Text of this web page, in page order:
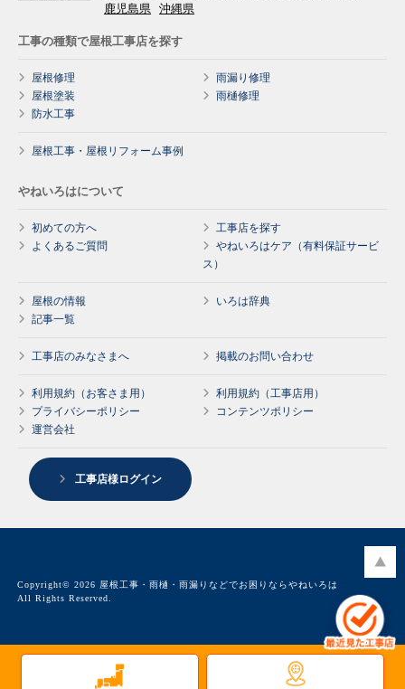
鹿児島県 沖縄県
工事の種類で屋根工事店を探す
屋根修理
雨漏り修理
屋根塗装
雨樋修理
防水工事
屋根工事・屋根リフォーム事例
やねいろはについて
初めての方へ
工事店を探す
よくあるご質問
やねいろはケア（有料保証サービ
ス）
屋根の情報
いろは辞典
記事一覧
工事店のみなさまへ 掲載のお問い合わせ
利用規約（お客さま用）
利用規約（工事店用）
プライバシーポリシー
コンテンツポリシー
運営会社
工事店様ログイン
Copyright© 2026 屋根工事・雨樋・雨漏りなどでお困りならやねいろは
All Rights Reserved.